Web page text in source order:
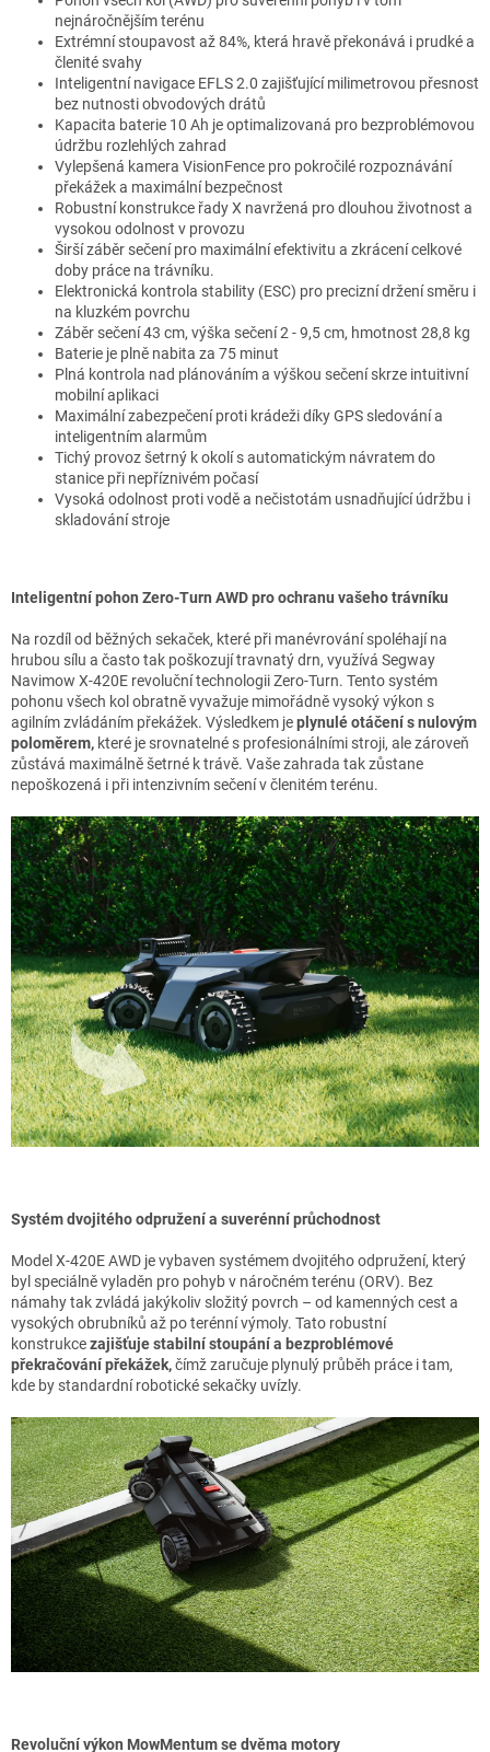
nejnáročnějším terénu
Extrémní stoupavost až 84%, která hravě překonává i prudké a
členité svahy
Inteligentní navigace EFLS 2.0 zajišťující milimetrovou přesnost
bez nutnosti obvodových drátů
Kapacita baterie 10 Ah je optimalizovaná pro bezproblémovou
údržbu rozlehlých zahrad
Vylepšená kamera VisionFence pro pokročilé rozpoznávání
překážek a maximální bezpečnost
Robustní konstrukce řady X navržená pro dlouhou životnost a
vysokou odolnost v provozu
Širší záběr sečení pro maximální efektivitu a zkrácení celkové
doby práce na trávníku.
Elektronická kontrola stability (ESC) pro precizní držení směru i
na kluzkém povrchu
Záběr sečení 43 cm, výška sečení 2 - 9,5 cm, hmotnost 28,8 kg
Baterie je plně nabita za 75 minut
Plná kontrola nad plánováním a výškou sečení skrze intuitivní
mobilní aplikaci
Maximální zabezpečení proti krádeži díky GPS sledování a
inteligentním alarmům
Tichý provoz šetrný k okolí s automatickým návratem do
stanice při nepříznivém počasí
Vysoká odolnost proti vodě a nečistotám usnadňující údržbu i
skladování stroje
Inteligentní pohon Zero-Turn AWD pro ochranu vašeho trávníku
Na rozdíl od běžných sekaček, které při manévrování spoléhají na
hrubou sílu a často tak poškozují travnatý drn, využívá Segway
Navimow X-420E revoluční technologii Zero-Turn. Tento systém
pohonu všech kol obratně vyvažuje mimořádně vysoký výkon s
agilním zvládáním překážek. Výsledkem jeplynulé otáčení s nulovým
poloměrem, které je srovnatelné s profesionálními stroji, ale zároveň
zůstává maximálně šetrné k trávě. Vaše zahrada tak zůstane
nepoškozená i při intenzivním sečení v členitém terénu.
Systém dvojitého odpružení a suverénní průchodnost
Model X-420E AWD je vybaven systémem dvojitého odpružení, který
byl speciálně vyladěn pro pohyb v náročném terénu (ORV). Bez
námahy tak zvládá jakýkoliv složitý povrch – od kamenných cest a
vysokých obrubníků až po terénní výmoly. Tato robustní
konstrukcezajišťuje stabilní stoupání a bezproblémové
překračování překážek,čímž zaručuje plynulý průběh práce i tam,
kde by standardní robotické sekačky uvízly.
Revoluční výkon MowMentum se dvěma motory